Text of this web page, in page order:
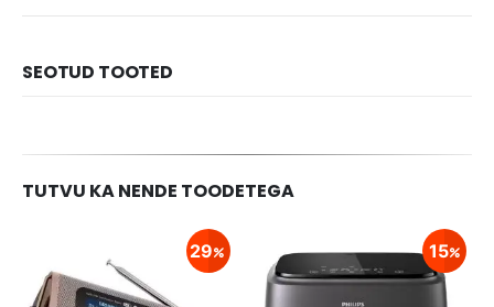
SEOTUD TOOTED
TUTVU KA NENDE TOODETEGA
29 15